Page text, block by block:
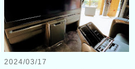
2024/03/17